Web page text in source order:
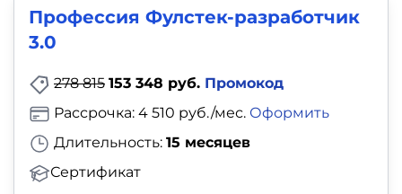
Профессия Фулстек-разработчик
3.0
278 815 153 348 руб. Промокод
Длительность: 15 месяцев
Сертификат
Рассрочка: 4 510 руб./мес. Оформить